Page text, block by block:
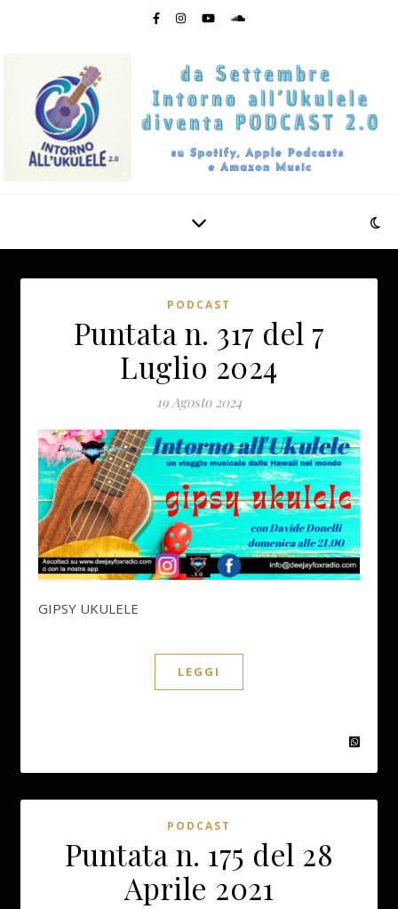
PODCAST
Puntata n. 317 del 7
Luglio 2024
19 Agosto 2024
GIPSY UKULELE
LEGGI
PODCAST
Puntata n. 175 del 28
Aprile 2021